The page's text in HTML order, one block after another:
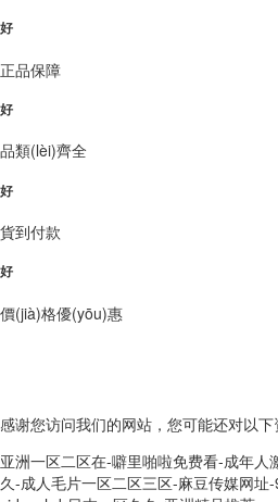
好
正品保障
好
品類(lèi)齊全
好
貨到付款
好
價(jià)格優(yōu)惠
感谢您访问我们的网站，您可能还对以下
亚洲一区二区在-噼里啪啦免费看-成年人
久-成人毛片一区二区三区-麻豆传媒网